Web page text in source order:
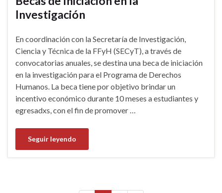
Investigación
En coordinación con la Secretaría de Investigación,
Ciencia y Técnica de la FFyH (SECyT), a través de
convocatorias anuales, se destina una beca de iniciación
en la investigación para el Programa de Derechos
Humanos. La beca tiene por objetivo brindar un
incentivo económico durante 10 meses a estudiantes y
egresadxs, con el fin de promover …
Seguir leyendo